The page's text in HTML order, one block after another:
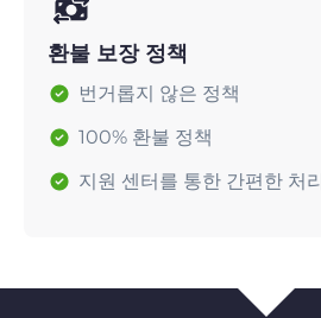
환불 보장 정책
번거롭지 않은 정책
100% 환불 정책
지원 센터를 통한 간편한 처리